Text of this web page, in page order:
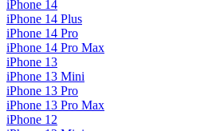
iPhone 14
iPhone 14 Plus
iPhone 14 Pro
iPhone 14 Pro Max
iPhone 13
iPhone 13 Mini
iPhone 13 Pro
iPhone 13 Pro Max
iPhone 12